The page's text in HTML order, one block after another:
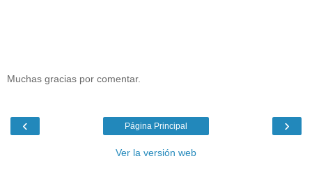
Muchas gracias por comentar.
‹ ›
Página Principal
Ver la versión web